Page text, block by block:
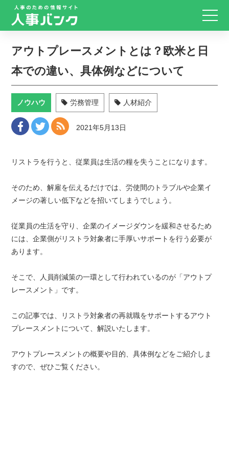
アウトプレースメントとは？欧米と日
本での違い、具体例などについて
ノウハウ 労務管理 人材紹介
2021年5月13日
リストラを行うと、従業員は生活の糧を失うことになります。
そのため、解雇を伝えるだけでは、労使間のトラブルや企業イ
メージの著しい低下などを招いてしまうでしょう。
従業員の生活を守り、企業のイメージダウンを緩和させるため
には、企業側がリストラ対象者に手厚いサポートを行う必要が
あります。
そこで、人員削減策の一環として行われているのが「アウトプ
レースメント」です。
この記事では、リストラ対象者の再就職をサポートするアウト
プレースメントについて、解説いたします。
アウトプレースメントの概要や目的、具体例などをご紹介しま
すので、ぜひご覧ください。